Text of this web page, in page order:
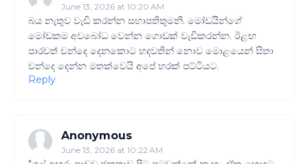
June 13, 2026 at 10:20 AM
බය නැතුව වැඩි කරන්න සභාපතිතුමනි. මෝඩයින්ගේ
මෝඩකම අවබෝධ වෙන්න ගොඩක් වැඩිකරන්න. ඊළඟ
පාරවත් චන්දෙ දෙනකොට හදවතින් නොව මොළයෙන් සිතා
චන්දෙ දෙන්න මතක්වෙයි අපේ හරක් පට්ටියට.
Reply
Anonymous
June 13, 2026 at 10:22 AM